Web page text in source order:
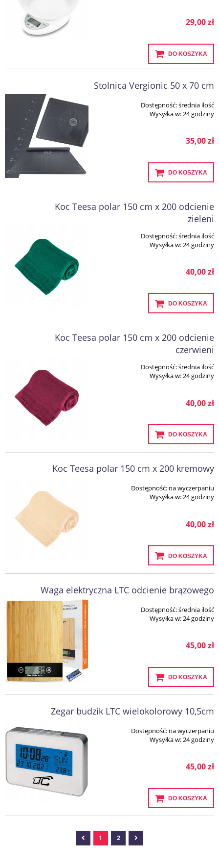
29,00 zł
DO KOSZYKA
Stolnica Vergionic 50 x 70 cm
Dostępność:średnia ilość
Wysyłka w: 24 godziny
35,00 zł
DO KOSZYKA
Koc Teesa polar 150 cm x 200 odcienie
zieleni
Dostępność:średnia ilość
Wysyłka w:24 godziny
40,00 zł
DO KOSZYKA
Koc Teesa polar 150 cm x 200 odcienie
czerwieni
Dostępność:średnia ilość
Wysyłka w:24 godziny
40,00 zł
DO KOSZYKA
Koc Teesa polar 150 cm x 200 kremowy
Dostępność: na wyczerpaniu
Wysyłka w:24 godziny
40,00 zł
DO KOSZYKA
Waga elektryczna LTC odcienie brązowego
Dostępność:średnia ilość
Wysyłka w:24 godziny
45,00 zł
DO KOSZYKA
Zegar budzik LTC wielokolorowy 10,5cm
Dostępność: na wyczerpaniu
Wysyłka w:24 godziny
45,00 zł
DO KOSZYKA
1 2